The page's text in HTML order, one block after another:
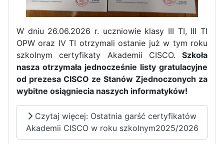
Zakończenie praktyk w
Portugalii
W dniu 26.06.2026 r. uczniowie klasy III TI, III TI
OPW oraz IV TI otrzymali ostanie już w tym roku
szkolnym certyfikaty Akademii CISCO. Szkoła
nasza otrzymała jednocześnie listy gratulacyjne
od prezesa CISCO ze Stanów Zjednoczonych za
wybitne osiągniecia naszych informatyków!
Czytaj więcej: Ostatnia garść certyfikatów
Akademii CISCO w roku szkolnym2025/2026